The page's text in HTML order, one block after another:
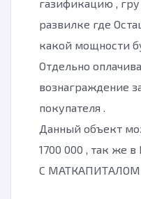
газификацию ,
развилке где
какой мощности
Отдельно
вознаграждение
покупателя .
Данный объект
1700 000 , так же в
С МАТКАПИТАЛОМ